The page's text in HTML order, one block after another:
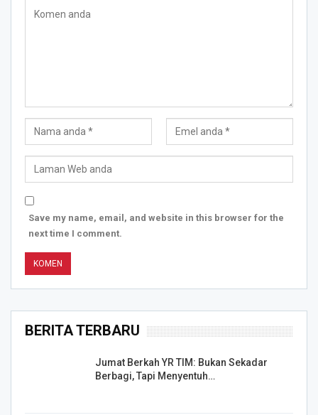
Save my name, email, and website in this browser for the
next time I comment.
BERITA TERBARU
Jumat Berkah YR TIM: Bukan Sekadar
Berbagi, Tapi Menyentuh…